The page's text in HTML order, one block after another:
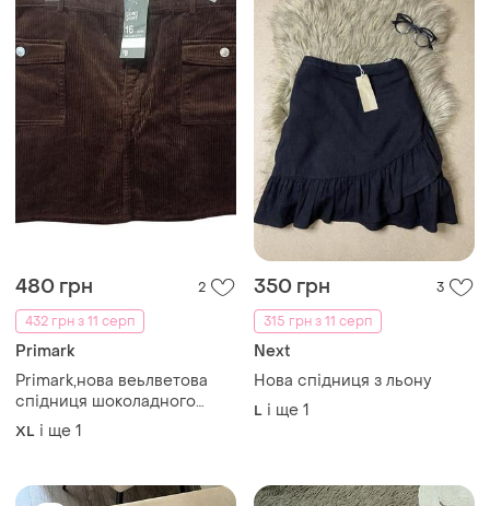
480 грн
2
432 грн з 11 серп
Primark
Primark,нова веьлветова
спідниця шоколадного
кольору р.хл-ххл
XL і ще 1
350 грн
3
315 грн з 11 серп
Next
Нова спідниця з льону
L і ще 1